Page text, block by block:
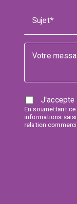
Sujet
Votre
J'accepte
En soumettant
informations
relation